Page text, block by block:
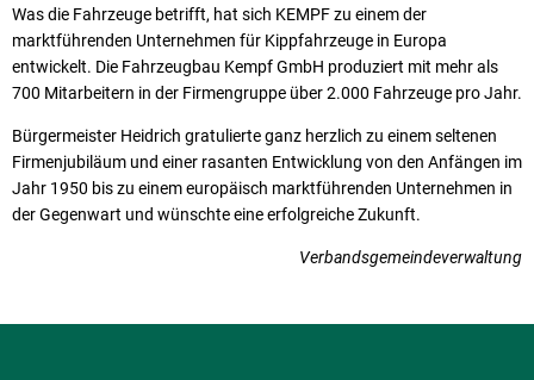
Was die Fahrzeuge betrifft, hat sich KEMPF zu einem der
marktführenden Unternehmen für Kippfahrzeuge in Europa
entwickelt. Die Fahrzeugbau Kempf GmbH produziert mit mehr als
700 Mitarbeitern in der Firmengruppe über 2.000 Fahrzeuge pro Jahr.
Bürgermeister Heidrich gratulierte ganz herzlich zu einem seltenen
Firmenjubiläum und einer rasanten Entwicklung von den Anfängen im
Jahr 1950 bis zu einem europäisch marktführenden Unternehmen in
der Gegenwart und wünschte eine erfolgreiche Zukunft.
Verbandsgemeindeverwaltung